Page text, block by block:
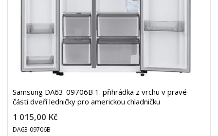
Samsung DA63-09706B 1. přihrádka z vrchu v pravé
části dveří ledničky pro americkou chladničku
1 015,00 Kč
DA63-09706B